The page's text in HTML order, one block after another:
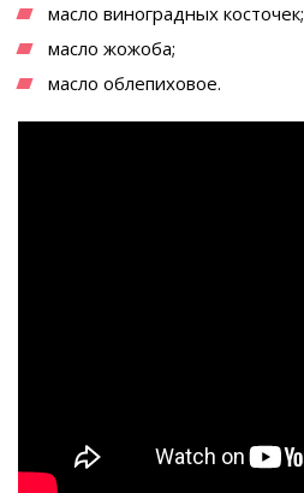
масло виноградных косточек;
масло жожоба;
масло облепиховое.